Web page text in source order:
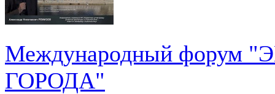
Международный
ГОРОДА"